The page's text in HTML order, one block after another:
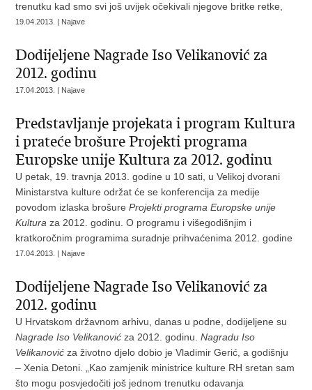
trenutku kad smo svi još uvijek očekivali njegove britke retke,
19.04.2013. | Najave
Dodijeljene Nagrade Iso Velikanović za
2012. godinu
17.04.2013. | Najave
Predstavljanje projekata i program Kultura
i prateće brošure Projekti programa
Europske unije Kultura za 2012. godinu
U petak, 19. travnja 2013. godine u 10 sati, u Velikoj dvorani
Ministarstva kulture održat će se konferencija za medije
povodom izlaska brošureProjekti programa Europske unije
Kulturaza 2012. godinu. O programu i višegodišnjim i
kratkoročnim programima suradnje prihvaćenima 2012. godine
17.04.2013. | Najave
Dodijeljene Nagrade Iso Velikanović za
2012. godinu
U Hrvatskom državnom arhivu, danas u podne, dodijeljene su
Nagrade Iso Velikanović za 2012. godinu.Nagradu Iso
Velikanovićza životno djelo dobio je Vladimir Gerić, a godišnju
– Xenia Detoni. „Kao zamjenik ministrice kulture RH sretan sam
što mogu posvjedočiti još jednom trenutku odavanja